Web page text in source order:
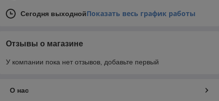
Сегодня выходнойПоказать весь график работы
Отзывы о магазине
У компании пока нет отзывов, добавьте первый
О нас